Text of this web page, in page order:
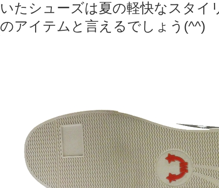
いたシューズは夏の軽快なスタイ
のアイテムと言えるでしょう(^^)